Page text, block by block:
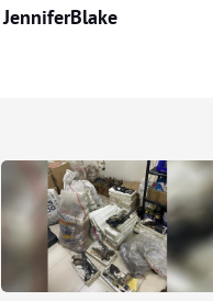
JenniferBlake